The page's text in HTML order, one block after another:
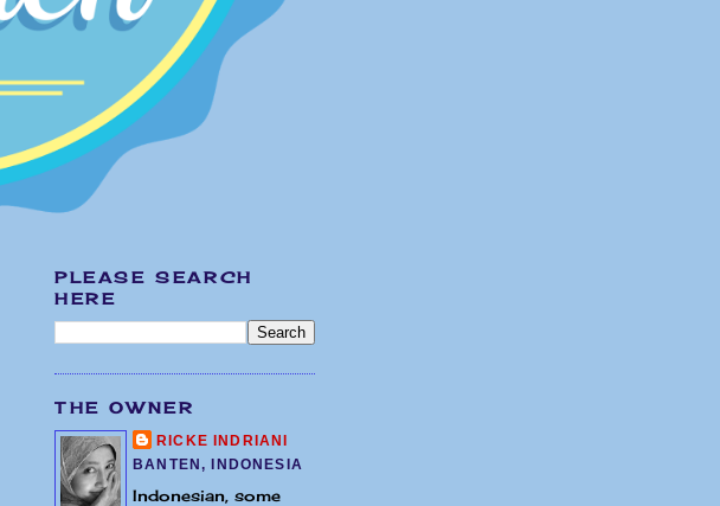
PLEASE SEARCH
HERE
THE OWNER
RICKE INDRIANI
BANTEN, INDONESIA
Indonesian, some